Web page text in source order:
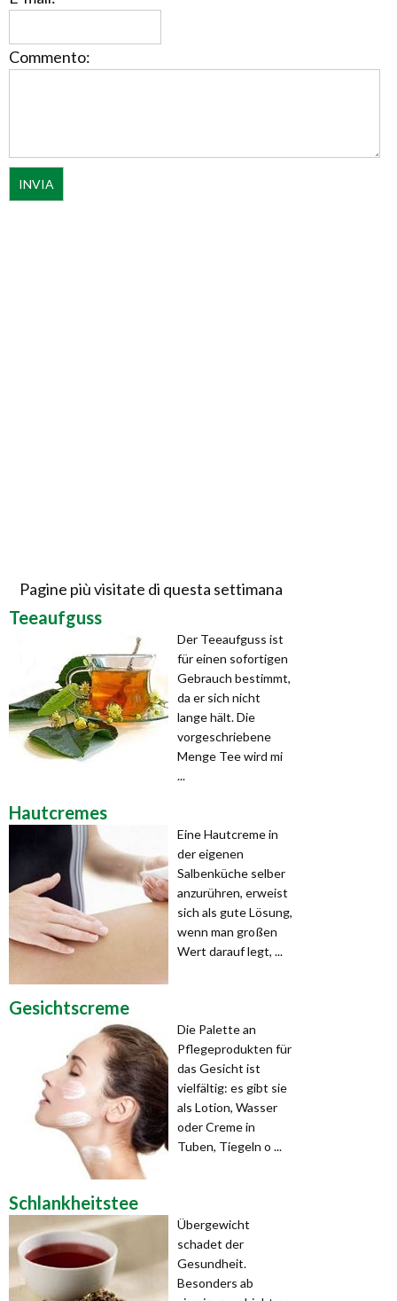
Commento:
Pagine più visitate di questa settimana
Teeaufguss
Der Teeaufguss ist
für einen sofortigen
Gebrauch bestimmt,
da er sich nicht
lange hält. Die
vorgeschriebene
Menge Tee wird mi
...
Hautcremes
Eine Hautcreme in
der eigenen
Salbenküche selber
anzurühren, erweist
sich als gute Lösung,
wenn man großen
Wert darauf legt, ...
Gesichtscreme
Die Palette an
Pflegepro­dukten für
das Gesicht ist
vielfältig: es gibt sie
als Lotion, Wasser
oder Creme in
Tuben, Tiegeln o ...
Schlankheitstee
Übergewicht
schadet der
Gesundheit.
Besonders ab